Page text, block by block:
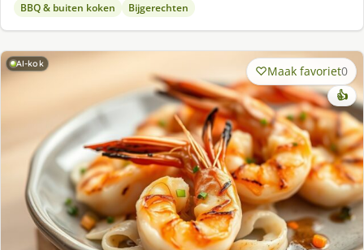
BBQ & buiten koken Bijgerechten
AI-kok Maak favoriet0
👍